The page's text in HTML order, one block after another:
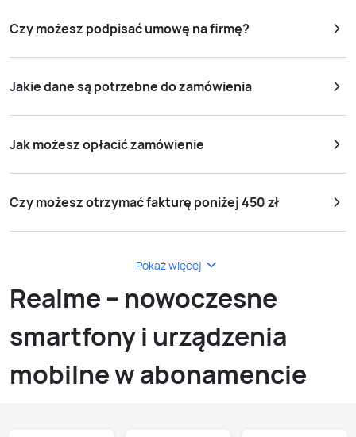
Czy możesz podpisać umowę na firmę?
Jakie dane są potrzebne do zamówienia
Jak możesz opłacić zamówienie
Czy możesz otrzymać fakturę poniżej 450 zł
Pokaż więcej
Realme – nowoczesne
smartfony i urządzenia
mobilne w abonamencie